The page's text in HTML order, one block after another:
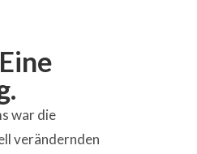
war die
verändernden